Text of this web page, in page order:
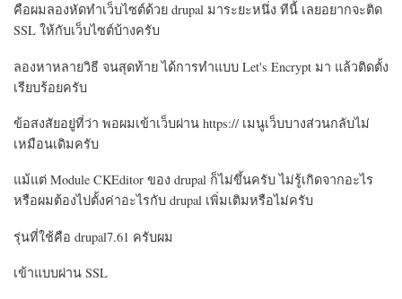
คือผมลองหัดทำเว็บไซต์ด้วย drupal มาระยะหนึ่ง ทีนี้ เลยอยากจะติด
SSL ให้กับเว็บไซต์บ้างครับ
ลองหาหลายวิธี จนสุดท้าย ได้การทำแบบ Let's Encrypt มา แล้วติดตั้ง
เรียบร้อยครับ
ข้อสงสัยอยู่ที่ว่า พอผมเข้าเว็บผ่าน https:// เมนูเว็บบางส่วนกลับไม่
เหมือนเดิมครับ
แม้แต่ Module CKEditor ของ drupal ก็ไม่ขึ้นครับ ไม่รู้เกิดจากอะไร
หรือผมต้องไปตั้งค่าอะไรกับ drupal เพิ่มเติมหรือไม่ครับ
รุ่นที่ใช้คือ drupal7.61 ครับผม
เข้าแบบผ่าน SSL